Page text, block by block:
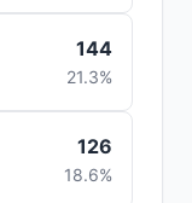
144
21.3%
126
18.6%